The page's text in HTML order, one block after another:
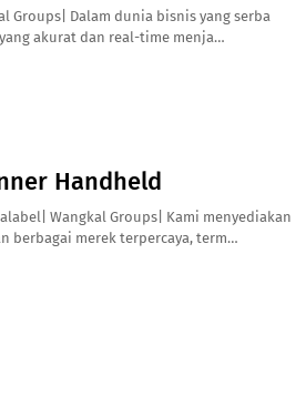
Groups| Dalam dunia bisnis yang serba
akurat dan real-time menja…
Handheld
Wangkal Groups| Kami menyediakan
berbagai merek terpercaya, term…